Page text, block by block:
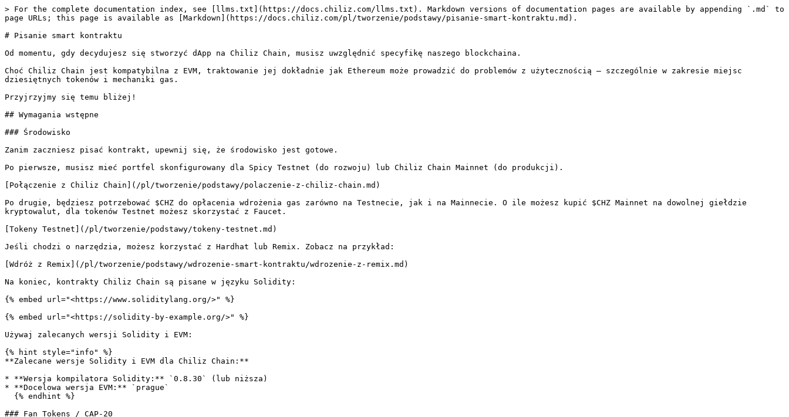
> For the complete documentation index, see [llms.txt](https://docs.chiliz.com/llms.txt). Markdown versions of documentation pages are available by appending `.md` to
page URLs; this page is available as [Markdown](https://docs.chiliz.com/pl/tworzenie/podstawy/pisanie-smart-kontraktu.md).
# Pisanie smart kontraktu
Od momentu, gdy decydujesz się stworzyć dApp na Chiliz Chain, musisz uwzględnić specyfikę naszego blockchaina.
Choć Chiliz Chain jest kompatybilna z EVM, traktowanie jej dokładnie jak Ethereum może prowadzić do problemów z użytecznością — szczególnie w zakresie miejsc
dziesiętnych tokenów i mechaniki gas.
Przyjrzyjmy się temu bliżej!
## Wymagania wstępne
### Środowisko
Zanim zaczniesz pisać kontrakt, upewnij się, że środowisko jest gotowe.
Po pierwsze, musisz mieć portfel skonfigurowany dla Spicy Testnet (do rozwoju) lub Chiliz Chain Mainnet (do produkcji).
[Połączenie z Chiliz Chain](/pl/tworzenie/podstawy/polaczenie-z-chiliz-chain.md)
Po drugie, będziesz potrzebować $CHZ do opłacenia wdrożenia gas zarówno na Testnecie, jak i na Mainnecie. O ile możesz kupić $CHZ Mainnet na dowolnej giełdzie
kryptowalut, dla tokenów Testnet możesz skorzystać z Faucet.
[Tokeny Testnet](/pl/tworzenie/podstawy/tokeny-testnet.md)
Jeśli chodzi o narzędzia, możesz korzystać z Hardhat lub Remix. Zobacz na przykład:
[Wdróż z Remix](/pl/tworzenie/podstawy/wdrozenie-smart-kontraktu/wdrozenie-z-remix.md)
Na koniec, kontrakty Chiliz Chain są pisane w języku Solidity:
{% embed url="<https://www.soliditylang.org/>" %}
{% embed url="<https://solidity-by-example.org/>" %}
Używaj zalecanych wersji Solidity i EVM:
{% hint style="info" %}
**Zalecane wersje Solidity i EVM dla Chiliz Chain:**
* **Wersja kompilatora Solidity:** `0.8.30` (lub niższa)
* **Docelowa wersja EVM:** `prague`
### Fan Tokens / CAP-20